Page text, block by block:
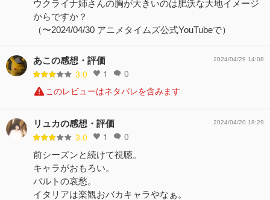
ウクライナ姉さんの胸が大きいのは肥沃な大地イメージ
からですか？
（〜2024/04/30 アニメタイムズ公式YouTubeで）
あこの感想・評価
3.0 1 0
2024/04/29 14:08
このレビューはネタバレを含みます
リュカの感想・評価
3.0 1 0
2024/04/20 18:29
前シーズンと続けて視聴。
キャラがおもろい。
バルトの哀愁。
イタリアは楽観おバカキャラやなぁ。